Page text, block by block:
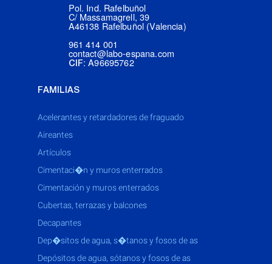
Pol. Ind. Rafelbuñol
C/ Massamagrell, 39
A46138 Rafelbuñol (Valencia)
961 414 001
contact@labo-espana.com
CIF: A96695762
FAMILIAS
acelerantes y retardadores de fraguado
aireantes
artículos
cimentaci�n y muros enterrados
cimentación y muros enterrados
cubertas, terrazas y balcones
decapantes
dep�sitos de agua, s�tanos y fosos de as
depósitos de agua, sótanos y fosos de as